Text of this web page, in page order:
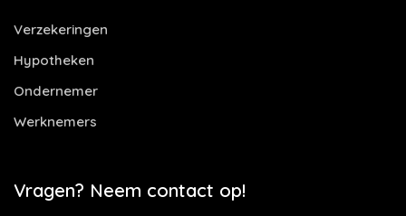
Verzekeringen
Hypotheken
Ondernemer
Werknemers
Vragen? Neem contact op!